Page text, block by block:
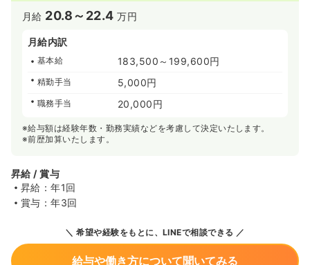
月給 20.8～22.4 万円
月給内訳
基本給 183,500～199,600円
精勤手当 5,000円
職務手当 20,000円
※給与額は経験年数・勤務実績などを考慮して決定いたします。
※前歴加算いたします。
昇給 / 賞与
昇給：年1回
賞与：年3回
希望や経験をもとに、LINEで相談できる
給与や働き方について聞いてみる